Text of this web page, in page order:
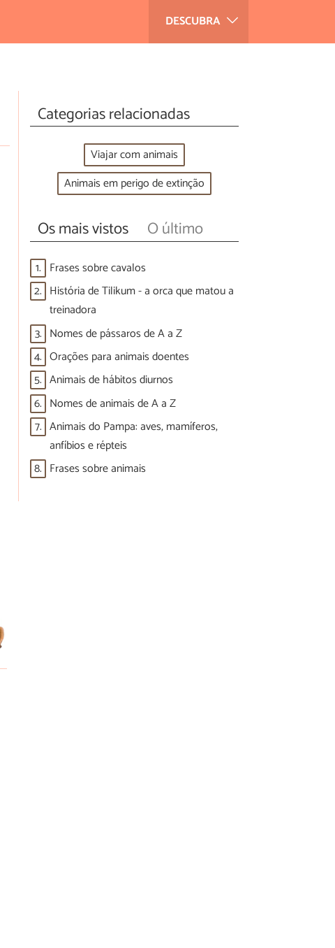
DESCUBRA
Categorias relacionadas
Viajar com animais
Animais em perigo de extinção
Os mais vistos O último
1. Frases sobre cavalos
2. História de Tilikum - a orca que matou a
treinadora
3. Nomes de pássaros de A a Z
4. Orações para animais doentes
5. Animais de hábitos diurnos
6. Nomes de animais de A a Z
7. Animais do Pampa: aves, mamíferos,
anfíbios e répteis
8. Frases sobre animais